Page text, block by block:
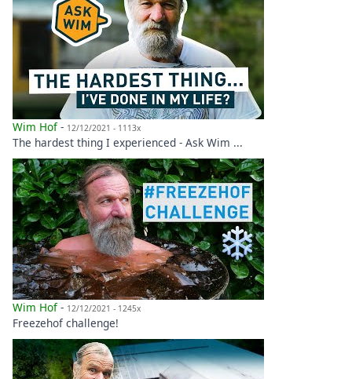
Wim Hof- 12/12/2021 - 1113x
The hardest thing I experienced - Ask Wim ...
Wim Hof- 12/12/2021 - 1245x
Freezehof challenge!